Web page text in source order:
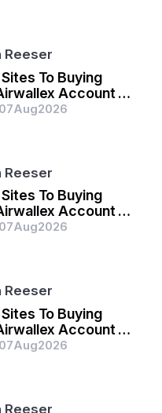
Reeser
To Buying
Account In
07Aug2026
Reeser
To Buying
Account In
07Aug2026
Reeser
To Buying
Account In
07Aug2026
Reeser